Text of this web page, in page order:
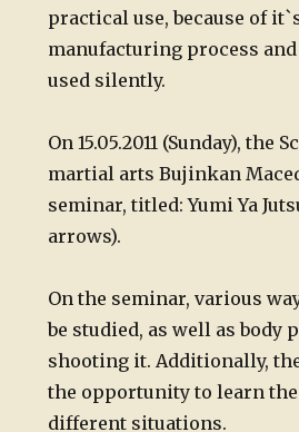
practical use, because of
manufacturing process
used silently.
On 15.05.2011 (Sunday), the
martial arts Bujinkan
seminar, titled: Yumi Ya
arrows).
On the seminar, various
be studied, as well as body
shooting it. Additionally,
the opportunity to learn
different situations.